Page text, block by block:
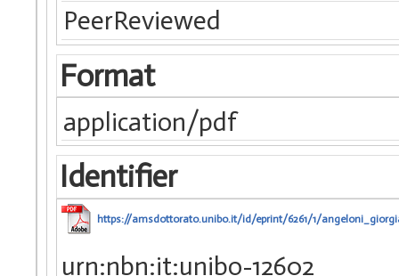
PeerReviewed
Format
application/pdf
Identifier
https://amsdottorato.unibo.it/id/eprint/6261/1/
urn:nbn:it:unibo-12602